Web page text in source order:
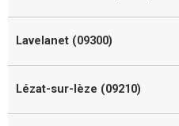
Lavelanet (09300)
Lézat-sur-lèze (09210)